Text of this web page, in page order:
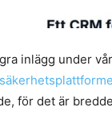
inlägg under
för det är